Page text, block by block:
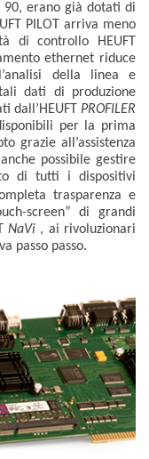
erano già dotati di
PILOT arriva meno
di controllo HEUFT
ethernet riduce
della linea e
dati di produzione
dall’HEUFT PROFILER
per la prima
grazie all’assistenza
possibile gestire
di tutti i dispositivi
trasparenza e
screen” di grandi
NaVi , ai rivoluzionari
passo passo.